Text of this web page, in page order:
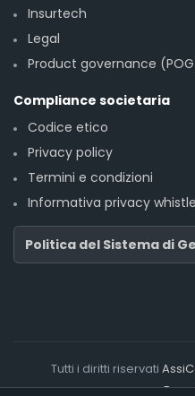
Insurtech
Legal
Product governance
Compliance societaria
Codice etico
Privacy policy
Termini e condizioni
Informativa privacy
Politica del Sistema di
Tutti i diritti riservati